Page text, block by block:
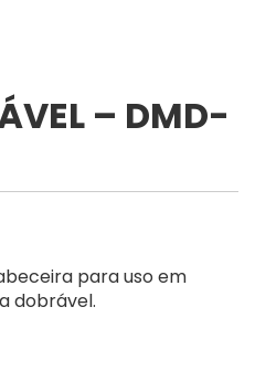
– DMD-
para uso em
dobrável.